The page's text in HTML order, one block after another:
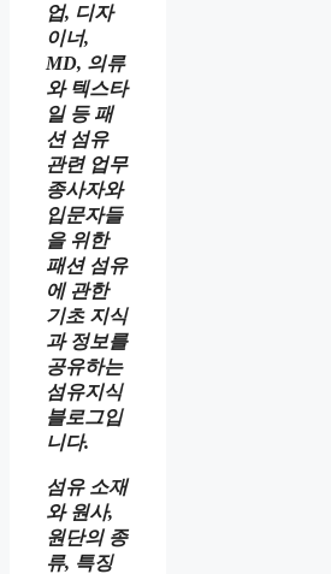
업, 디자
이너,
MD, 의류
와 텍스타
일 등 패
션 섬유
관련 업무
종사자와
입문자들
을 위한
패션 섬유
에 관한
기초 지식
과 정보를
공유하는
섬유지식
블로그입
니다.
섬유 소재
와 원사,
원단의 종
류, 특징